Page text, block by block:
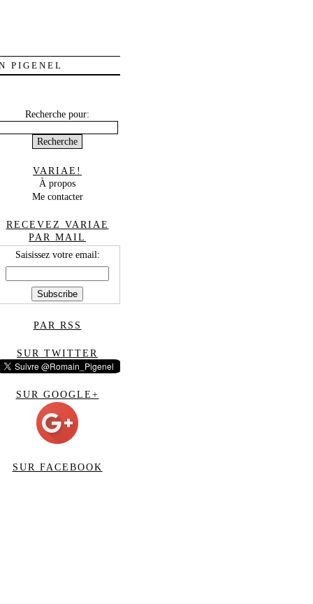
PIGENEL
Recherche pour:
VARIAE!
À propos
Me contacter
RECEVEZ VARIAE
PAR MAIL
Saisissez votre email:
PAR RSS
SUR TWITTER
SUR GOOGLE+
SUR FACEBOOK